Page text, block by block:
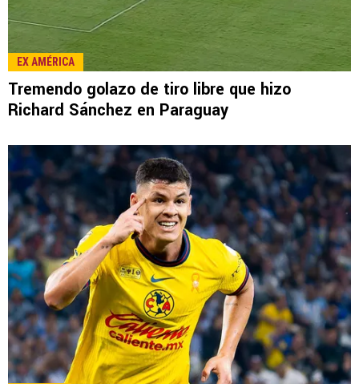
EX AMÉRICA
Tremendo golazo de tiro libre que hizo
Richard Sánchez en Paraguay